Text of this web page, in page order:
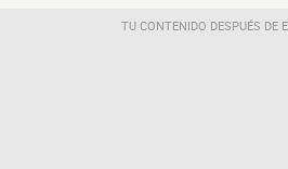
TU CONTENIDO DESPUÉS DE